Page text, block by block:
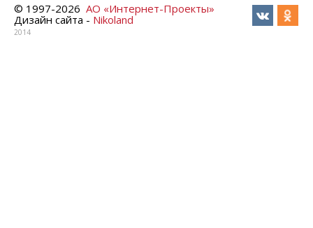
© 1997-2026 АО «Интернет-Проекты»
Дизайн сайта - Nikoland
2014